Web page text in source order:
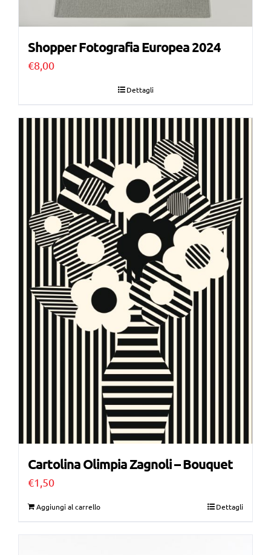
Shopper Fotografia Europea 2024
€8,00
Dettagli
Cartolina Olimpia Zagnoli – Bouquet
€1,50
Aggiungi al carrello Dettagli